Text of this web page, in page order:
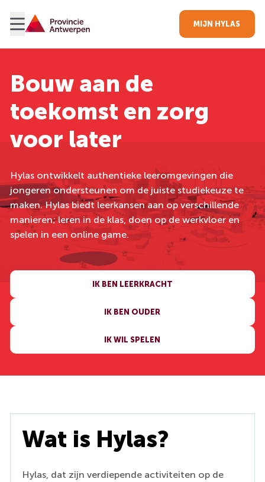
MIJN HYLAS
Bouw aan de
toekomst en zorg
voor later
Hylas ontwikkelt authentieke leeromgevingen die
jongeren ondersteunen om de juiste studiekeuze te
maken. Hylas biedt leerkansen aan op verschillende
manieren; leren in de klas, doen op de werkvloer en
spelen in een online game.
IK BEN LEERKRACHT
IK BEN OUDER
IK WIL SPELEN
Wat is Hylas?
Hylas, dat zijn verdiepende activiteiten op de